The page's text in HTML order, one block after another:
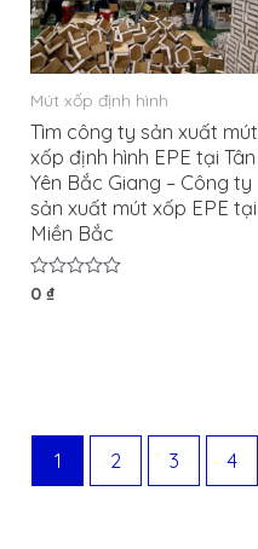
Mút xốp định hình
Tìm công ty sản xuất mút
xốp định hình EPE tại Tân
Yên Bắc Giang – Công ty
sản xuất mút xốp EPE tại
Miền Bắc
Được
0₫
1 2 3 4